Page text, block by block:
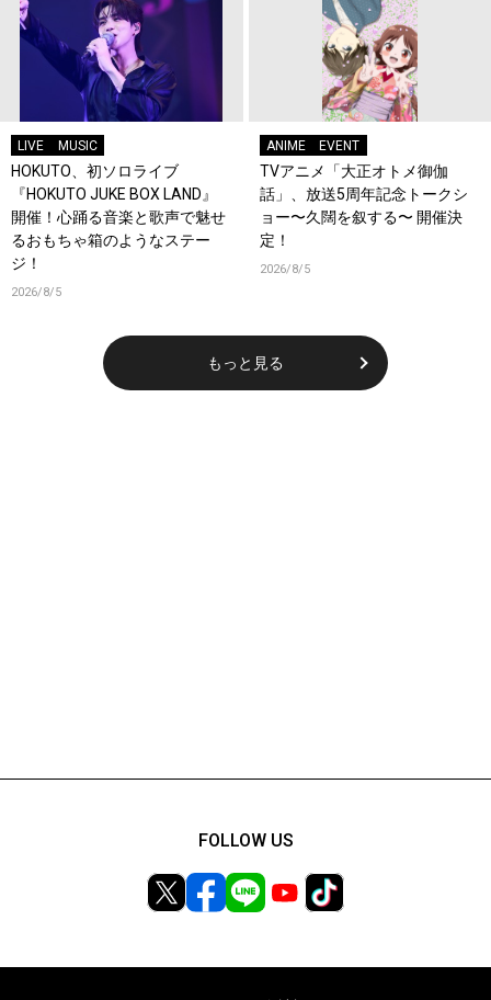
LIVE MUSIC
HOKUTO、初ソロライブ
『HOKUTO JUKE BOX LAND』
開催！心踊る音楽と歌声で魅せ
るおもちゃ箱のようなステー
ジ！
2026/8/5
ANIME EVENT
TVアニメ「大正オトメ御伽
話」、放送5周年記念トークシ
ョー〜久闊を叙する〜 開催決
定！
2026/8/5
もっと見る
FOLLOW US